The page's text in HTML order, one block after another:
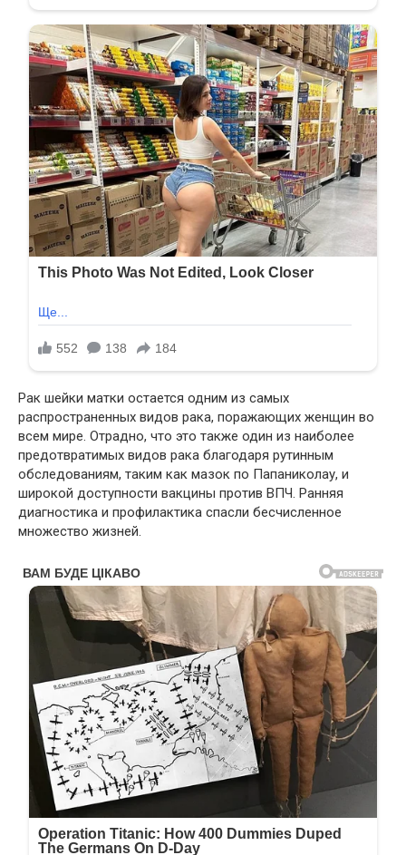
Рак шейки матки остается одним из самых
распространенных видов рака, поражающих женщин во
всем мире. Отрадно, что это также один из наиболее
предотвратимых видов рака благодаря рутинным
обследованиям, таким как мазок по Папаниколау, и
широкой доступности вакцины против ВПЧ. Ранняя
диагностика и профилактика спасли бесчисленное
множество жизней.